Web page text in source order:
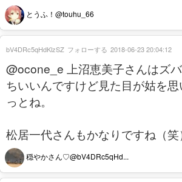
とうふ！@touhu_66
@ocone_e 上沼恵美子さんはズ
ちいいんですけど見た目が姑を思
っとね。
松居一代さんもかなりですね（笑
穏やかさん♡@bV4DRc5qHd...
bV4DRc5qHdKlzSZ フォローする 2018-06-23 20:04:12